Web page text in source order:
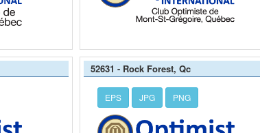
52631 - Rock Forest, Qc
EPS JPG PNG